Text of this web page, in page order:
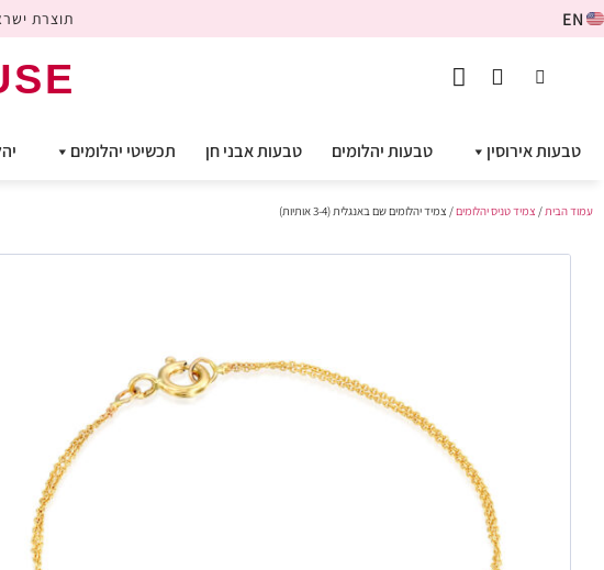
EN תוצרת ישראל | 30 יום החזר כספי
טבעות אירוסין טבעות יהלומים טבעות אבני חן תכשיטי יהלומים
עמוד הבית/ צמיד טניס יהלומים/ צמיד יהלומים שם באנגלית (3-4 אותיות)